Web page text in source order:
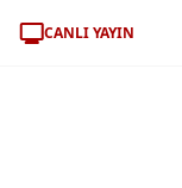
CANLI YAYIN